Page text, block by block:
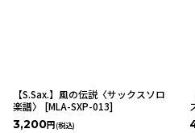
【S.Sax.】風の伝説〈サックスソロ
楽譜〉
[MLA-SXP-013]
3,200円 (税込)